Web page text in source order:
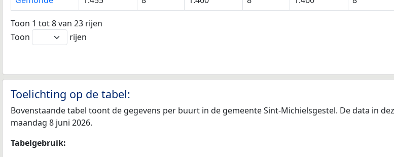
Toon 1 tot 8 van 23 rijen
Toon
rijen
Toelichting op de tabel:
Bovenstaande tabel toont de gegevens per buurt in de gemeente Sint-Michielsgestel. De data in
maandag 8 juni 2026.
Tabelgebruik: